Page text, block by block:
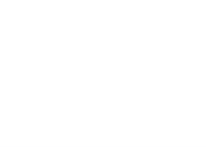
Dokumen Microsoft Word